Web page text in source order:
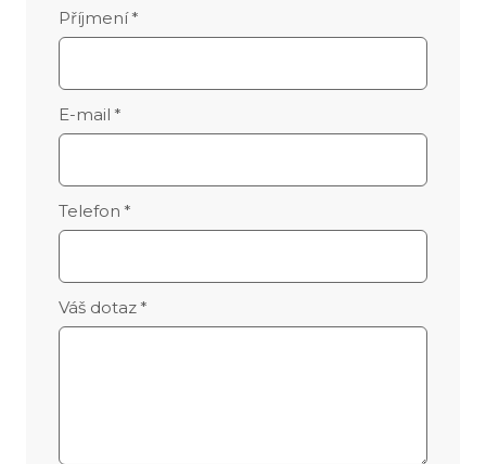
Příjmení *
E-mail *
Telefon *
Váš dotaz *